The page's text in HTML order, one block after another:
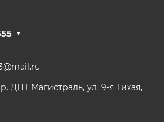
ДНТ Магистраль, ул. 9-я Тихая,